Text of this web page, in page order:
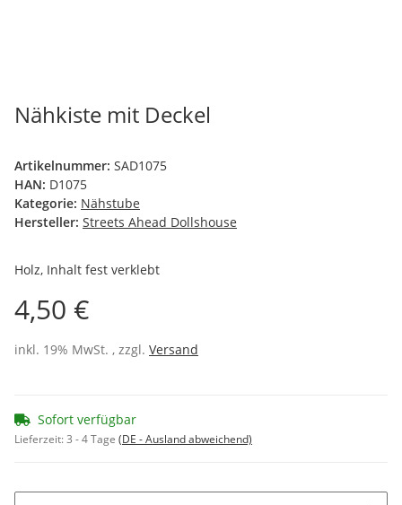
Nähkiste mit Deckel
Artikelnummer: SAD1075
HAN: D1075
Kategorie: Nähstube
Hersteller: Streets Ahead Dollshouse
Holz, Inhalt fest verklebt
4,50 €
inkl. 19% MwSt. , zzgl. Versand
Sofort verfügbar
Lieferzeit:3 - 4 Tage (DE - Ausland abweichend)